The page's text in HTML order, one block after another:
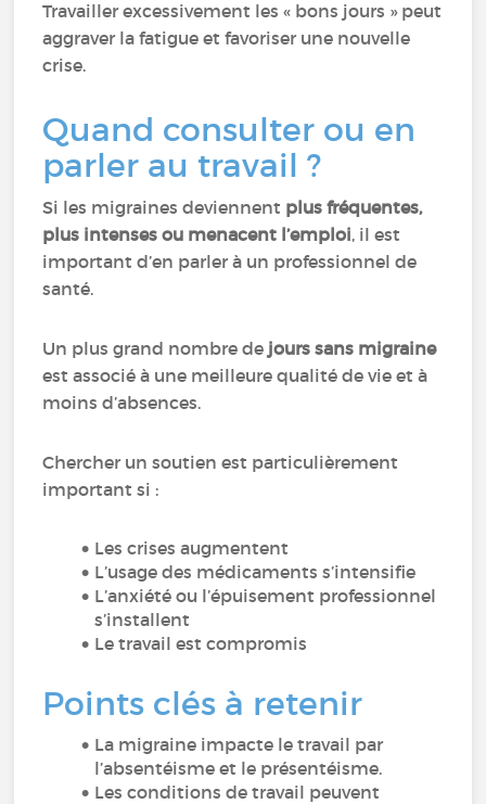
Travailler excessivement les « bons jours » peut
aggraver la fatigue et favoriser une nouvelle
crise.
Quand consulter ou en
parler au travail ?
Si les migraines deviennent plus fréquentes,
plus intenses ou menacent l’emploi, il est
important d’en parler à un professionnel de
santé.
Un plus grand nombre de jours sans migraine
est associé à une meilleure qualité de vie et à
moins d’absences.
Chercher un soutien est particulièrement
important si :
Les crises augmentent
L’usage des médicaments s’intensifie
L’anxiété ou l’épuisement professionnel
s’installent
Le travail est compromis
Points clés à retenir
La migraine impacte le travail par
l’absentéisme et le présentéisme.
Les conditions de travail peuvent